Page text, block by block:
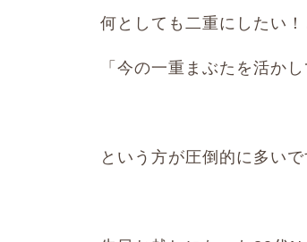
何としても二重にしたい！
「今の一重まぶたを活か
という方が圧倒的に多いで